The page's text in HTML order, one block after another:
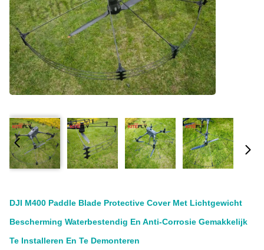
DJI M400 Paddle Blade Protective Cover Met Lichtgewicht
Bescherming Waterbestendig En Anti-Corrosie Gemakkelijk
Te Installeren En Te Demonteren